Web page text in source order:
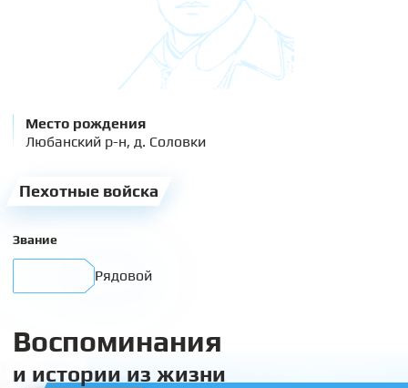
Место рождения
Любанский р-н, д. Соловки
Пехотные войска
Звание
Рядовой
Воспоминания
и истории из жизни